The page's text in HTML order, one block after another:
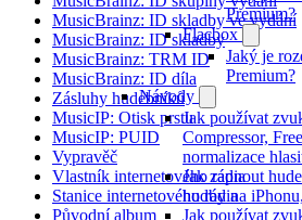
Premium?
Flacbox
Jaký je
Premium?
Návody
Jak používat
Compressor,
normalizace
Jak zapnout
hudby na
Jak používat
MusicBrainz: ID skladby ve vydání
MusicBrainz: ID skladby
MusicBrainz: TRM ID
MusicBrainz: ID díla
Zásluhy hudebníků
MusicIP: Otisk prstu
MusicIP: PUID
Vypravěč
Vlastník internetového rádia
Stanice internetového rádia
Původní album